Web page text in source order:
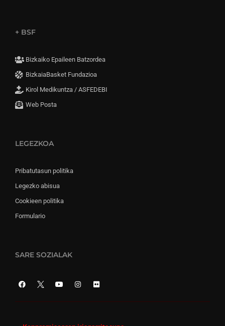
+ BSF
Bizkaiko Epaileen Batzordea
BizkaiaBasket Fundazioa
Kirol Medikuntza / ASFEDEBI
Web Posta
LEGEZKOA
Pribatutasun politika
Legezko abisua
Cookieen politika
Formulario
SARE SOZIALAK